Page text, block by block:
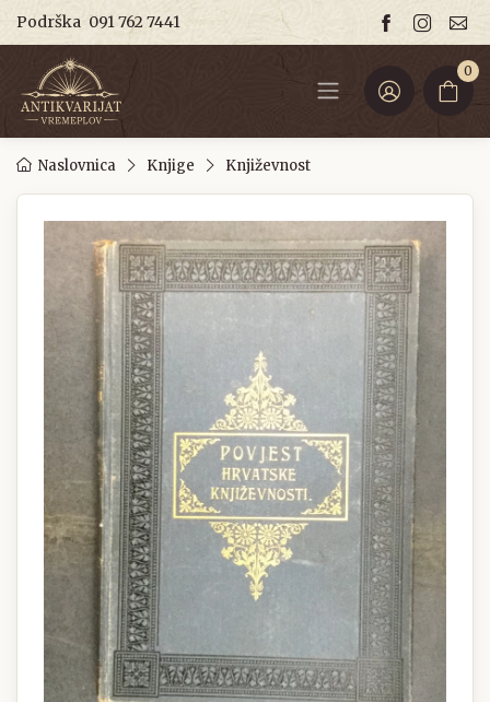
Podrška 091 762 7441
0
Naslovnica Knjige Književnost